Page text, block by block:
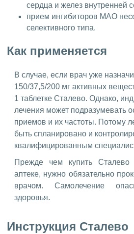
сердца и желез внутренней
прием ингибиторов МАО
селективного типа.
Как применяется
В случае, если врач уже
150/37,5/200 мг активных
1 таблетке Сталево. Однако,
лечения может подразумевать
приемов и их частоты. Потому
быть спланировано и
квалифицированным
Прежде чем купить
аптеке, нужно обязательно
врачом. Самолечение
здоровья.
Инструкция Сталево